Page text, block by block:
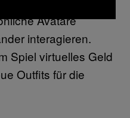
Avatare
interagieren.
Spiel virtuelles Geld
Outfits für die